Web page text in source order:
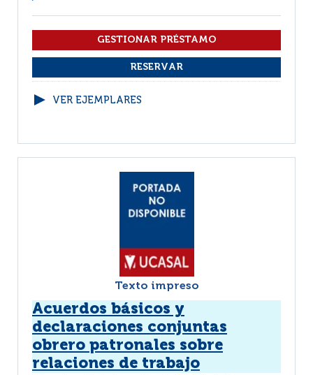
VER EJEMPLARES
Texto impreso
Acuerdos básicos y
declaraciones conjuntas
obrero patronales sobre
relaciones de trabajo